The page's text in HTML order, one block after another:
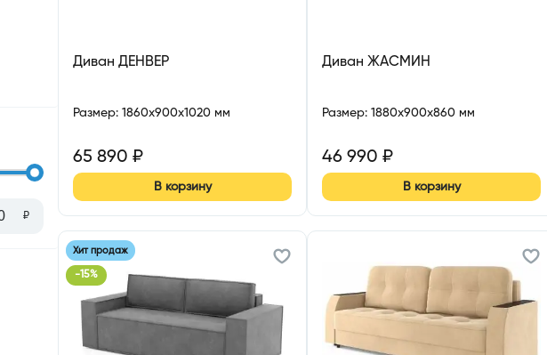
₽
Диван ДЕНВЕР
Размер: 1860x900x1020 мм
65 890 ₽
В корзину
Диван ЖАСМИН
Размер: 1880x900x860 мм
46 990 ₽
В корзину
Хит продаж
-15%